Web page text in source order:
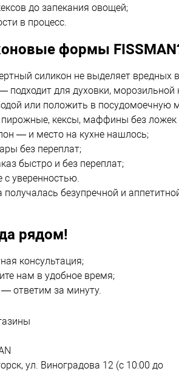
до запекания овощей;
в процесс.
формы
силикон не выделяет вредных
подходит для духовки,
или положить в посудомоечную
пирожные, кексы, маффины без
— и место на кухне нашлось;
без переплат;
быстро и без переплат;
уверенностью.
безупречной и
рядом!
консультация;
нам в удобное время;
— ответим за минуту.
ул. Виноградова 12 (с 10:00 до